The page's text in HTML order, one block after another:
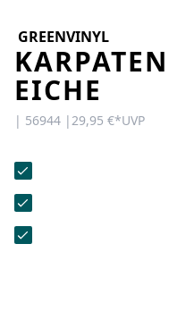
unser Kontaktformular.
GREENVINYL
KARPATEN
EICHE
| 56944 | 29,95 €*UVP